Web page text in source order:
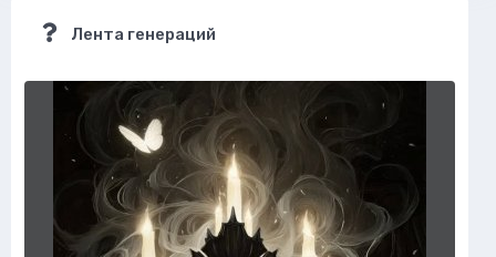
Лента генераций